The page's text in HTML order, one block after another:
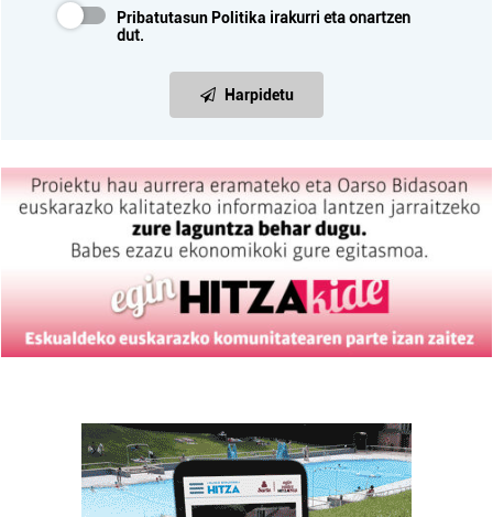
Pribatutasun Politika irakurri eta onartzen
dut.
Harpidetu